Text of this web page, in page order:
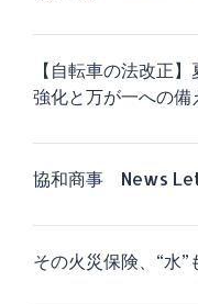
【自転車の法改正
強化と万が一への備
協和商事 News
その火災保険、“水”